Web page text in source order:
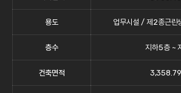
용도 업무시설 / 제2종근린
층수 지하5층 ~
건축면적